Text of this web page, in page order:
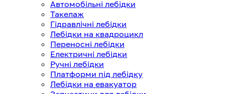
Автомобільні лебідки
Такелаж
Гідравлічні лебідки
Лебідки на квадроцикл
Переносні лебідки
Електричні лебідки
Ручні лебідки
Платформи під лебідку
Лебідки на евакуатор